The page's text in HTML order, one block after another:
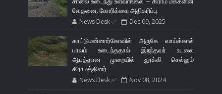
வேதனை, கோரிக்கை அதிகரிப்பு.
News Desk ✅ Dec 09, 2025
காட்டுமன்னார்கோவில் அருகே வாய்க்கால்
பாலம் உடைந்ததால் இறந்தவர் உடலை
ஆபத்தான முறையில் தூக்கி செல்லும்
கிராமத்தினர்.
News Desk ✅ Nov 08, 2024